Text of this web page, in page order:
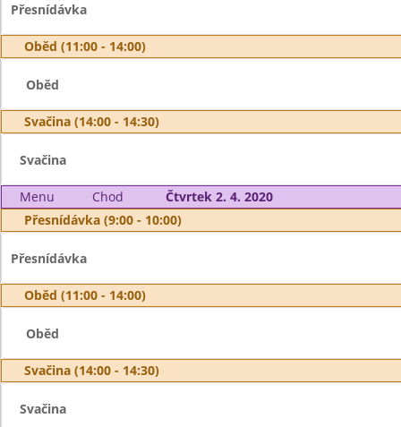
Přesnídávka
Oběd (11:00 - 14:00)
Oběd
Svačina (14:00 - 14:30)
Svačina
Menu Chod
Čtvrtek 2. 4. 2020
Přesnídávka (9:00 - 10:00)
Přesnídávka
Oběd (11:00 - 14:00)
Oběd
Svačina (14:00 - 14:30)
Svačina